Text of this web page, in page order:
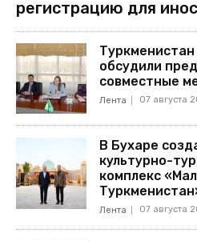
регистрацию для
обсудили
совместные
Лента 07 августа
В Бухаре
культурно-
комплекс
Лента 07 августа